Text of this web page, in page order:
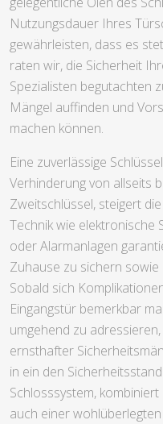
Nutzungsdauer Ihres
gewährleisten, dass es
raten wir, die Sicherheit
Spezialisten begutachten
Mängel auffinden und
machen können.
Eine zuverlässige
Verhinderung von allseits
Zweitschlüssel, steigert
Technik wie elektronische
oder Alarmanlagen
Zuhause zu sichern
Sobald sich
Eingangstür bemerkbar
umgehend zu
ernsthafter
in ein den
Schlosssystem,
auch einer